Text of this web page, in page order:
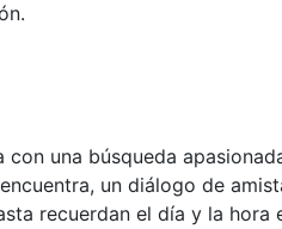
una búsqueda
un diálogo de
recuerdan el día y la hora